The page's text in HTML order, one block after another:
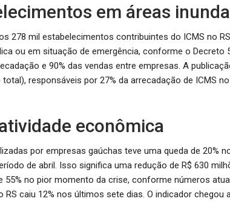
em áreas
278 mil estabelecimentos contribuintes do ICMS no
ou em situação de emergência, conforme o Decreto
e 90% das vendas entre empresas. A
responsáveis por 27% da arrecadação de ICMS
econômica
por empresas gaúchas teve uma queda de 20%
de abril. Isso significa uma redução de R$ 630
55% no pior momento da crise, conforme números
caiu 12% nos últimos sete dias. O indicador chegou